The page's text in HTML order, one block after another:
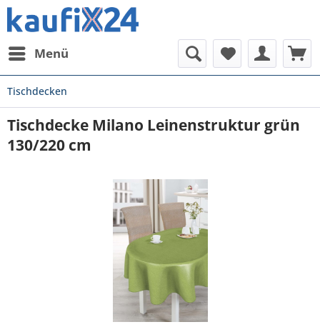
Menü
Tischdecken
Tischdecke Milano Leinenstruktur grün
130/220 cm